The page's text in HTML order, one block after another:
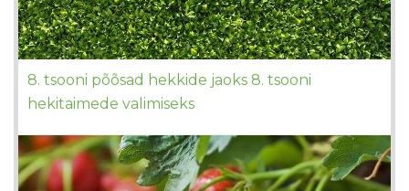
8. tsooni põõsad hekkide jaoks 8. tsooni
hekitaimede valimiseks